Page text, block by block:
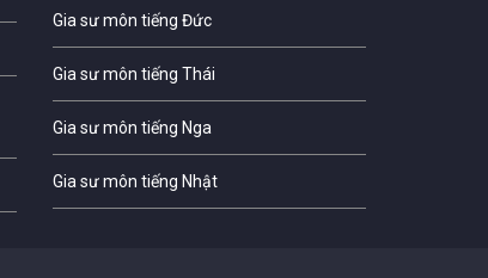
Gia sư môn tiếng Đức
Gia sư môn tiếng Thái
Gia sư môn tiếng Nga
Gia sư môn tiếng Nhật